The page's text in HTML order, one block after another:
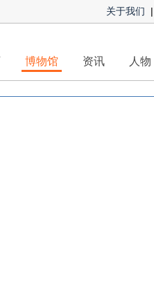
关于我们 |
博物馆 资讯 人物